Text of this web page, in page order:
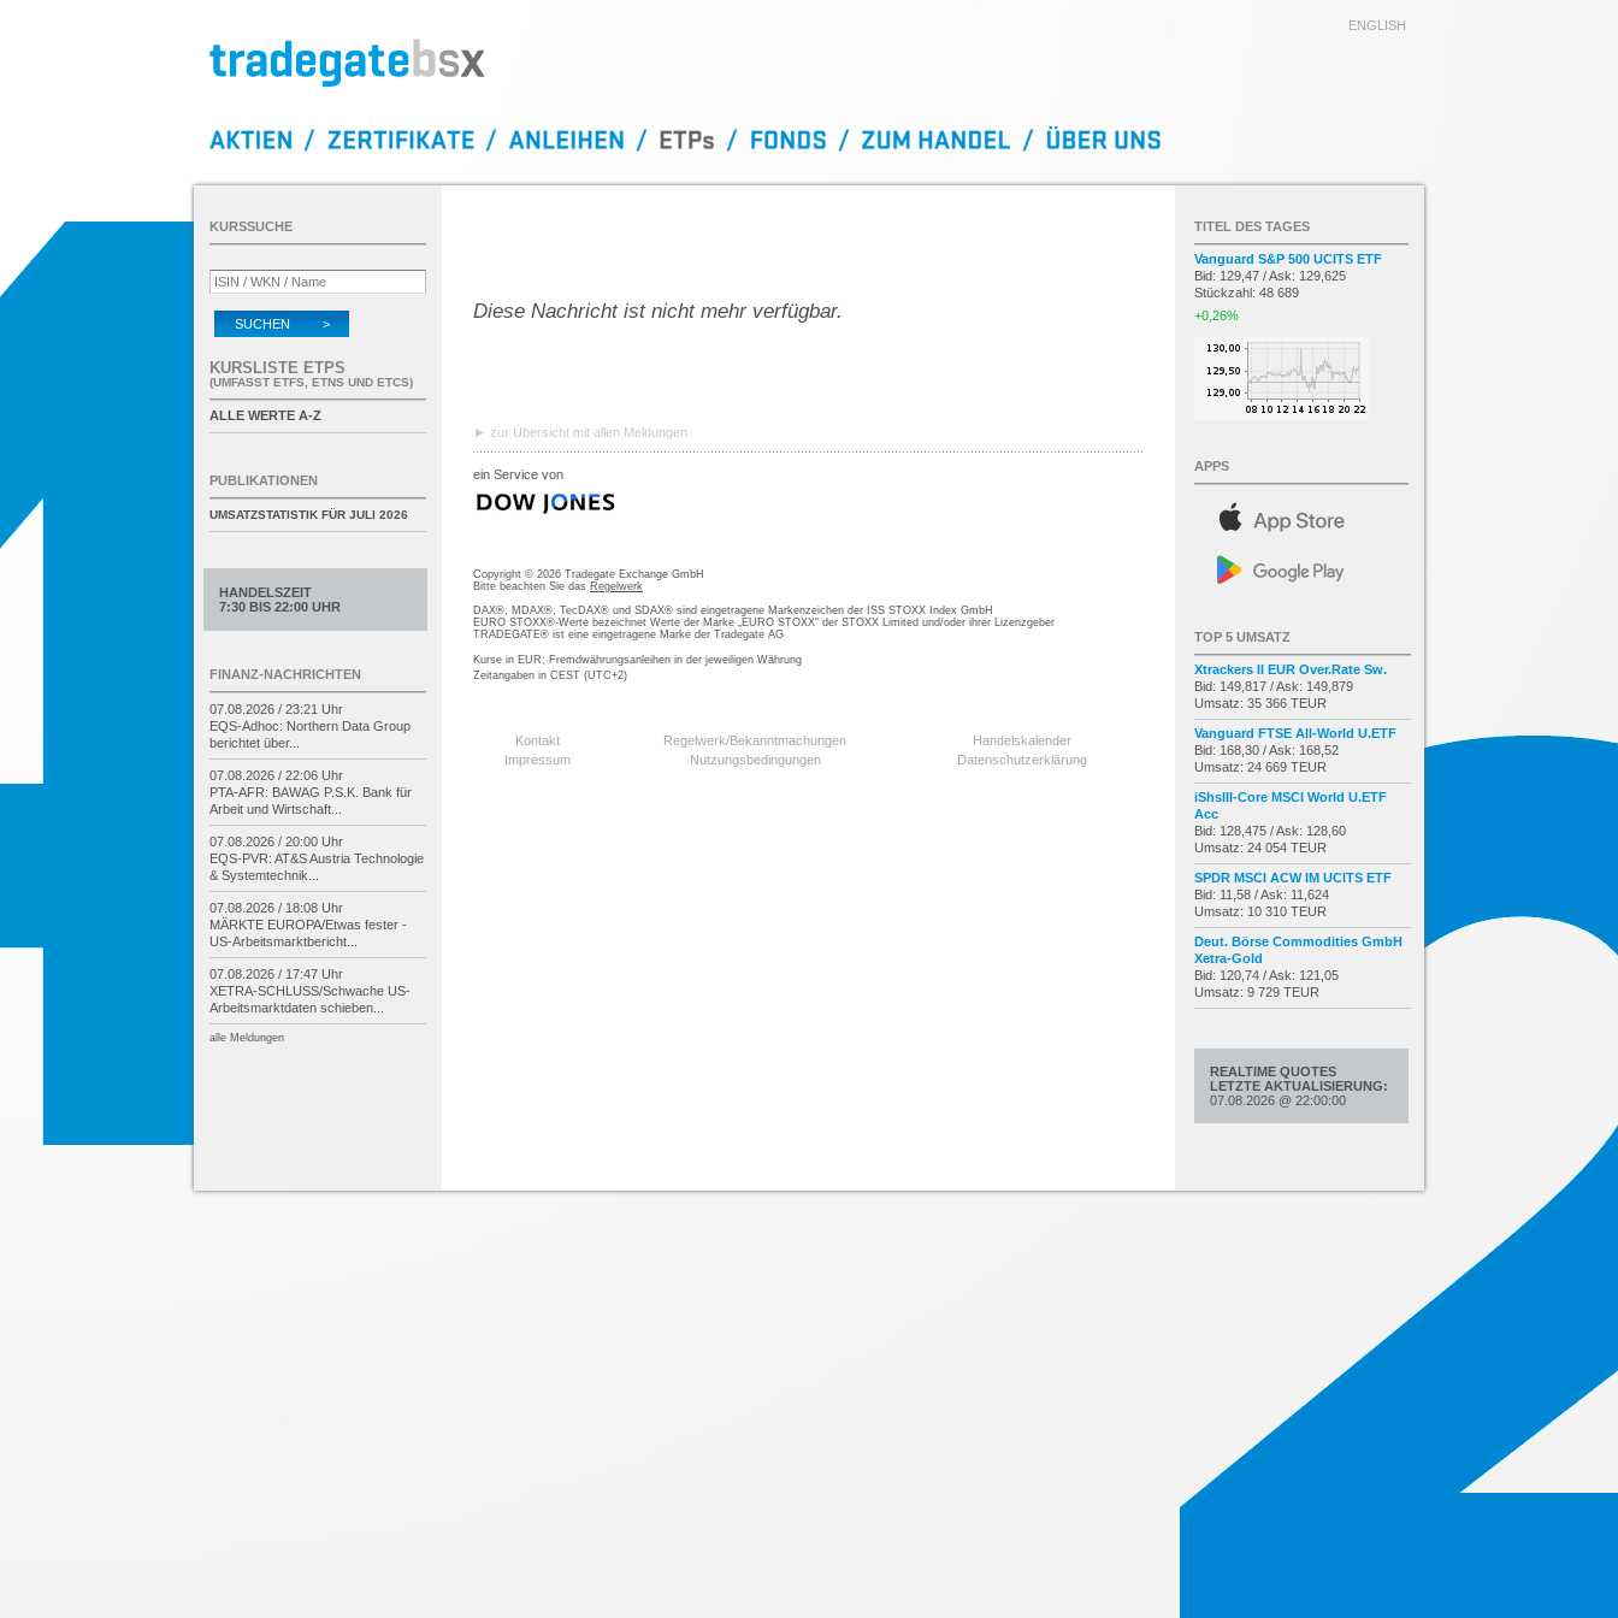
ENGLISH
Diese Nachricht ist nicht mehr verfügbar.
zur Übersicht mit allen Meldungen
ein Service von
Copyright © 2026 Tradegate Exchange GmbH
Bitte beachten Sie das Regelwerk
DAX®, MDAX®, TecDAX® und SDAX® sind eingetragene Markenzeichen der ISS STOXX Index GmbH
EURO STOXX®-Werte bezeichnet Werte der Marke „EURO STOXX“ der STOXX Limited und/oder ihrer Lizenzgeber
TRADEGATE® ist eine eingetragene Marke der Tradegate AG
Kurse in EUR; Fremdwährungsanleihen in der jeweiligen Währung
Zeitangaben in CEST (UTC+2)
Kontakt Regelwerk/Bekanntmachungen
Handelskalender
Impressum
Nutzungsbedingungen Datenschutzerklärung
KURSSUCHE
SUCHEN >
KURSLISTE ETPS
(UMFASST ETFS, ETNS UND ETCS)
ALLE WERTE A-Z
PUBLIKATIONEN
UMSATZSTATISTIK FÜR JULI 2026
HANDELSZEIT
7:30 BIS 22:00 UHR
FINANZ-NACHRICHTEN
07.08.2026 / 23:21 Uhr
EQS-Adhoc: Northern Data Group
berichtet über...
07.08.2026 / 22:06 Uhr
PTA-AFR: BAWAG P.S.K. Bank für
Arbeit und Wirtschaft...
07.08.2026 / 20:00 Uhr
EQS-PVR: AT&S Austria Technologie
& Systemtechnik...
07.08.2026 / 18:08 Uhr
MÄRKTE EUROPA/Etwas fester -
US-Arbeitsmarktbericht...
07.08.2026 / 17:47 Uhr
XETRA-SCHLUSS/Schwache US-
Arbeitsmarktdaten schieben...
alle Meldungen
TITEL DES TAGES
Vanguard S&P 500 UCITS ETF
Bid: 129,47 / Ask: 129,625
Stückzahl: 48 689
+0,26%
APPS
TOP 5 UMSATZ
Xtrackers II EUR Over.Rate Sw.
Bid: 149,817 / Ask: 149,879
Umsatz: 35 366 TEUR
Vanguard FTSE All-World U.ETF
Bid: 168,30 / Ask: 168,52
Umsatz: 24 669 TEUR
iShsIII-Core MSCI World U.ETF
Acc
Bid: 128,475 / Ask: 128,60
Umsatz: 24 054 TEUR
SPDR MSCI ACW IM UCITS ETF
Bid: 11,58 / Ask: 11,624
Umsatz: 10 310 TEUR
Deut. Börse Commodities GmbH
Xetra-Gold
Bid: 120,74 / Ask: 121,05
Umsatz: 9 729 TEUR
REALTIME QUOTES
LETZTE AKTUALISIERUNG:
07.08.2026 @ 22:00:00